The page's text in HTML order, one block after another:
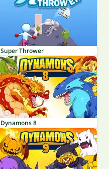
Super Thrower
Dynamons 8